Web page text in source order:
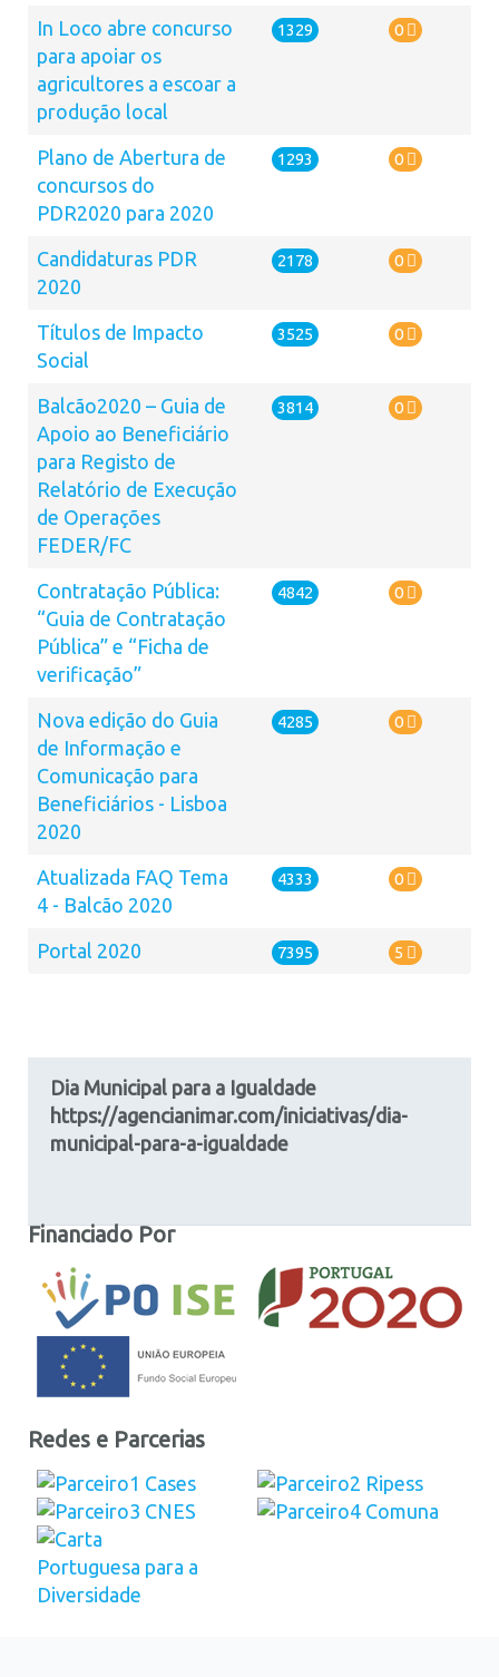
In Loco abre concurso
para apoiar os
agricultores a escoar a
produção local
1329 0
Plano de Abertura de
concursos do
PDR2020 para 2020
1293 0
Candidaturas PDR
2020
2178 0
Títulos de Impacto
Social
3525 0
Balcão2020 – Guia de
Apoio ao Beneficiário
para Registo de
Relatório de Execução
de Operações
FEDER/FC
3814 0
Contratação Pública:
“Guia de Contratação
Pública” e “Ficha de
verificação”
4842 0
Nova edição do Guia
de Informação e
Comunicação para
Beneficiários - Lisboa
2020
4285 0
Atualizada FAQ Tema
4 - Balcão 2020
4333 0
Portal 2020 7395 5
Dia Municipal para a Igualdade
https://agencianimar.com/iniciativas/dia-
municipal-para-a-igualdade
Financiado Por
Redes e Parcerias